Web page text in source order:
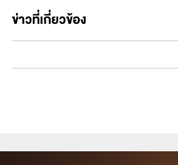
ข่าวที่เกี่ยวข้อง